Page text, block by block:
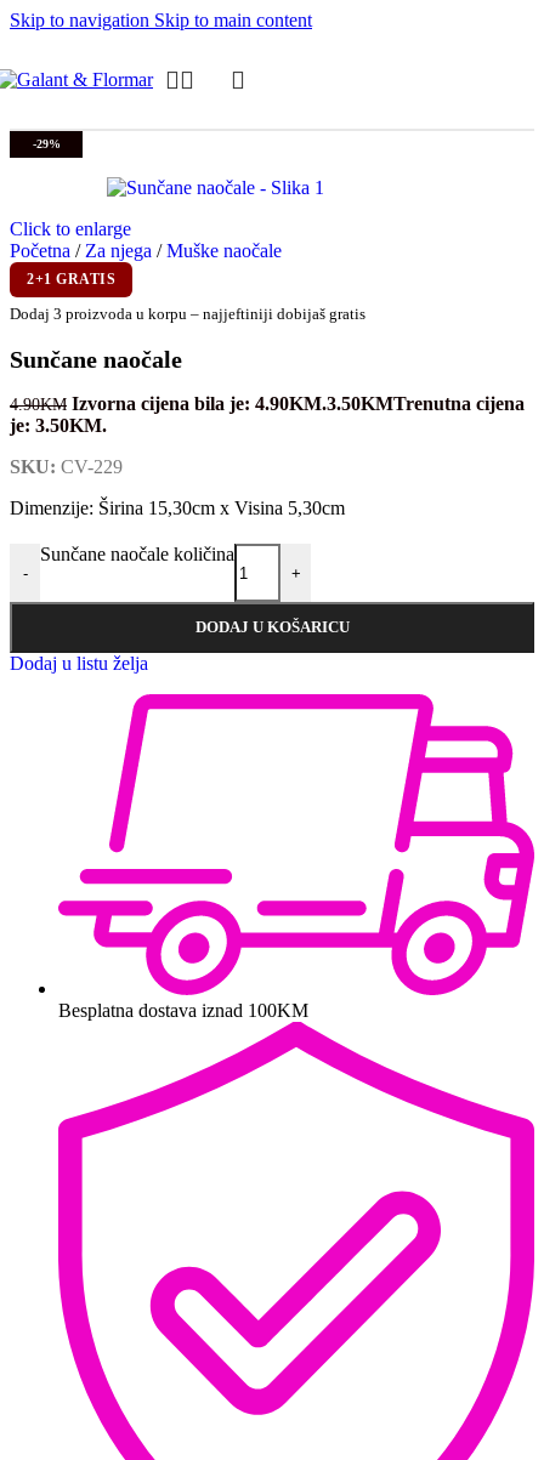
Skip to navigation Skip to main content
-29%
Click to enlarge
Početna / Za njega / Muške naočale
2+1 GRATIS
Dodaj 3 proizvoda u korpu – najjeftiniji dobijaš gratis
Sunčane naočale
4.90KM Izvorna cijena bila je: 4.90KM.3.50KMTrenutna cijena
je: 3.50KM.
SKU: CV-229
Dimenzije: Širina 15,30cm x Visina 5,30cm
-
Sunčane naočale količina
+
DODAJ U KOŠARICU
Dodaj u listu želja
Besplatna dostava iznad 100KM